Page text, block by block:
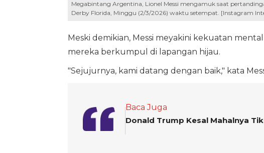
Megabintang Argentina, Lionel Messi mengamuk saat
Derby Florida, Minggu (2/3/2026) waktu setempat. [Instagram
Meski demikian, Messi meyakini kekuatan
mereka berkumpul di lapangan hijau.
"Sejujurnya, kami datang dengan baik," kata
Baca Juga
Donald Trump Kesal Mahalnya